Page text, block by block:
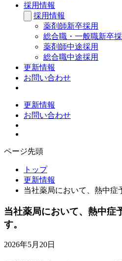
採用情報
採用情報
薬剤師新卒採用
総合職・一般職新卒
薬剤師中途採用
総合職中途採用
更新情報
お問い合わせ
更新情報
お問い合わせ
ページ先頭
トップ
更新情報
当社薬局において、熱中症
当社薬局において、熱中症
す。
2026年5月20日